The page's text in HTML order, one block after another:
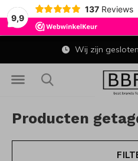
9,9
137 Reviews
Wij zijn
Producten